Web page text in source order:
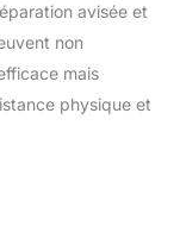
avisée et
non
mais
physique et